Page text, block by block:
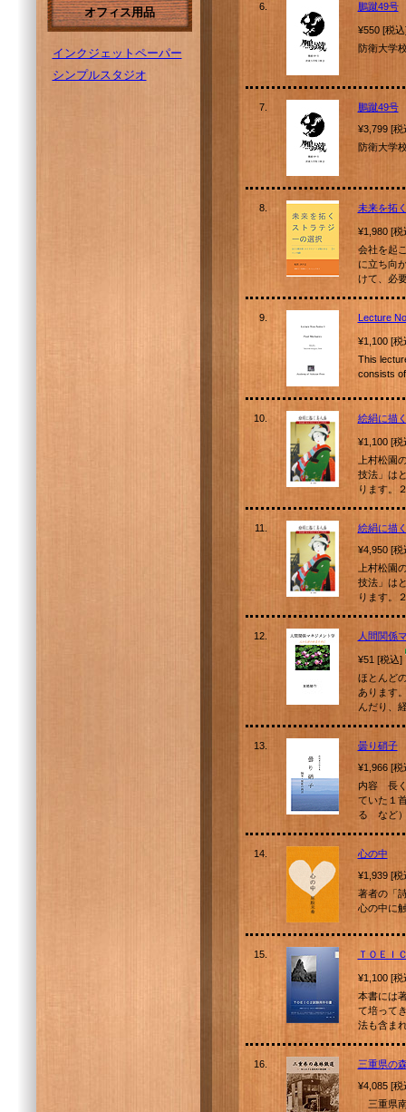
オフィス用品
インクジェットペーパー
シンプルスタジオ
6. 鵬蹴49号
¥550 [税
防衛大学
7.
鵬蹴49号
¥3,799 [
防衛大学
8. 未来を拓
¥1,980 [
会社を起
に立ち向
けて、必
9. Lecture
¥1,100 [
This
consists
10. 絵絹に描
¥1,100 [
上村松園
技法」は
ります。
11.
絵絹に描
¥4,950 [
上村松園
技法」は
ります。
12. 人間関係
¥51 [税込]
ほとんど
あります
んだり、
13.
曇り硝子
¥1,966 [
内容 長く
ていた１
る など）
14.
心の中
¥1,939 [
著者の「
心の中に
15. ＴＯＥＩ
¥1,100 [
本書には
て培って
法も含ま
16.
三重県の
¥4,085 [
三重県南